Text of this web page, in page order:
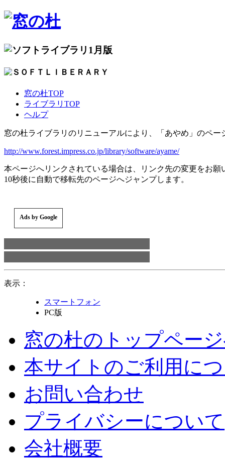
1月版
窓の杜TOP
ライブラリTOP
ヘルプ
窓の杜ライブラリのリニューアルにより、「あやめ」のペー
http://www.forest.impress.co.jp/library/software/ayame/
本ページへリンクされている場合は、リンク先の変更をお願
10秒後に自動で移転先のページへジャンプします。
Ads by Google
表示：
スマートフォン
PC版
窓の杜のトップペー
本サイトのご利用に
お問い合わせ
プライバシーについて
会社概要